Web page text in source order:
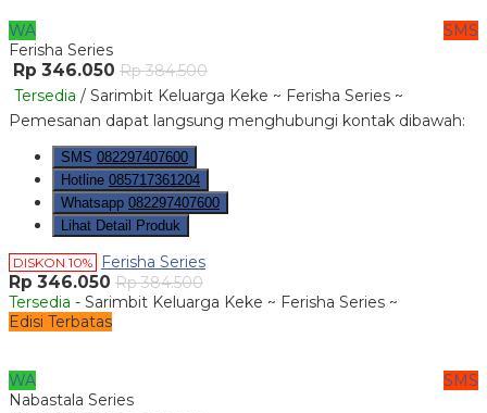
WA
SMS
Ferisha Series
Rp 346.050 Rp 384.500
Tersedia / Sarimbit Keluarga Keke ~ Ferisha Series ~
Pemesanan dapat langsung menghubungi kontak dibawah:
SMS 082297407600
Hotline 085717361204
Whatsapp 082297407600
Lihat Detail Produk
DISKON 10% Ferisha Series
Rp 346.050 Rp 384.500
Tersedia - Sarimbit Keluarga Keke ~ Ferisha Series ~
Edisi Terbatas
WA
SMS
Nabastala Series